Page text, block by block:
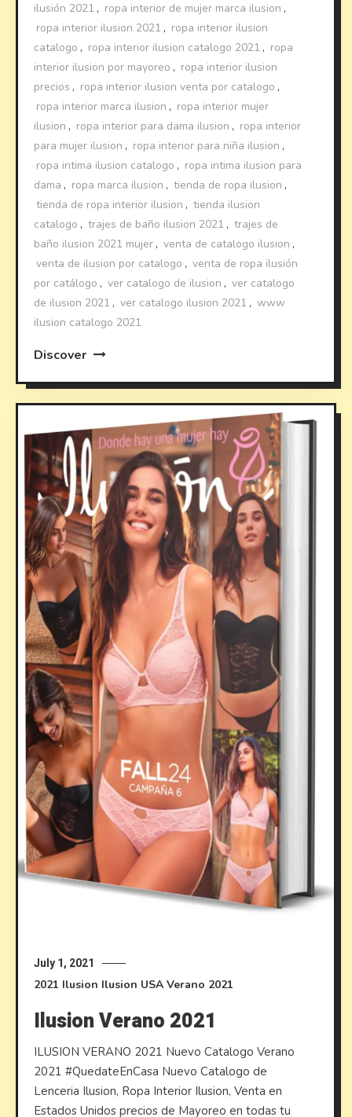
ilusión 2021 , ropa interior de mujer marca ilusion ,
ropa interior ilusion 2021 , ropa interior ilusion
catalogo , ropa interior ilusion catalogo 2021 , ropa
interior ilusion por mayoreo , ropa interior ilusion
precios , ropa interior ilusion venta por catalogo ,
ropa interior marca ilusion , ropa interior mujer
ilusion , ropa interior para dama ilusion , ropa interior
para mujer ilusion , ropa interior para niña ilusion ,
ropa intima ilusion catalogo , ropa intima ilusion para
dama , ropa marca ilusion , tienda de ropa ilusion ,
tienda de ropa interior ilusion , tienda ilusion
catalogo , trajes de baño ilusion 2021 , trajes de
baño ilusion 2021 mujer , venta de catalogo ilusion ,
venta de ilusion por catalogo , venta de ropa ilusión
por catálogo , ver catalogo de ilusion , ver catalogo
de ilusion 2021 , ver catalogo ilusion 2021 , www
ilusion catalogo 2021
Discover
July 1, 2021
2021 Ilusion Ilusion USA Verano 2021
Ilusion Verano 2021
ILUSION VERANO 2021 Nuevo Catalogo Verano
2021 #QuedateEnCasa Nuevo Catalogo de
Lenceria Ilusion, Ropa Interior Ilusion, Venta en
Estados Unidos precios de Mayoreo en todas tu